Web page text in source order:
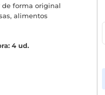
de forma original
alimentos
4 ud.